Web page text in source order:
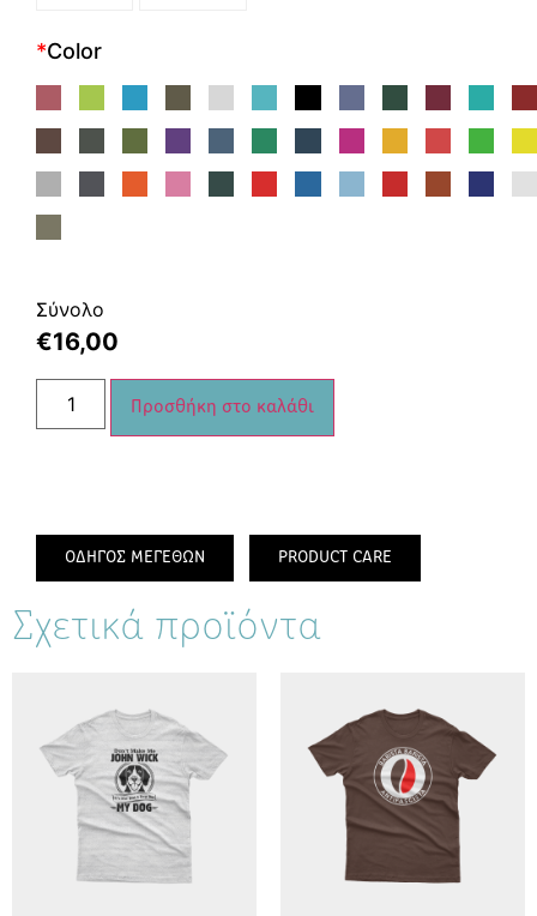
*Color
Σύνολο
€16,00
Προσθήκη στο καλάθι
ΟΔΗΓΟΣ ΜΕΓΕΘΩΝ PRODUCT CARE
Σχετικά προϊόντα